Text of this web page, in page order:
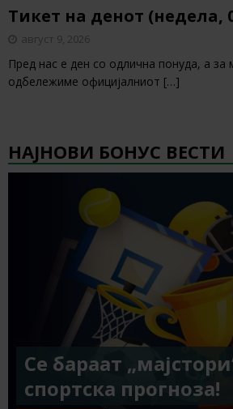
Тикет на денот (недела,
август 9, 2026
Пред нас е ден со одлична понуда, а за
одбележиме официјалниот […]
НАЈНОВИ БОНУС ВЕСТИ
Се бараат
спортска прогноза!